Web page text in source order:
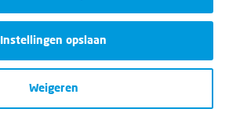
Instellingen opslaan
Weigeren